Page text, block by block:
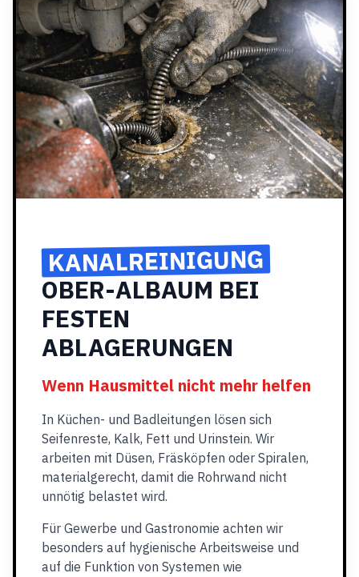
KANALREINIGUNG
OBER-ALBAUM BEI
FESTEN
ABLAGERUNGEN
Wenn Hausmittel nicht mehr helfen
In Küchen- und Badleitungen lösen sich
Seifenreste, Kalk, Fett und Urinstein. Wir
arbeiten mit Düsen, Fräsköpfen oder Spiralen,
materialgerecht, damit die Rohrwand nicht
unnötig belastet wird.
Für Gewerbe und Gastronomie achten wir
besonders auf hygienische Arbeitsweise und
auf die Funktion von Systemen wie